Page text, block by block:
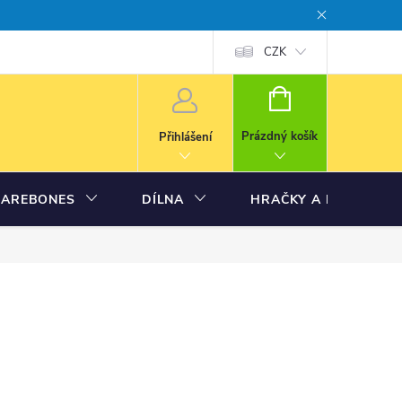
CZK
Přihlášení
NÁKUPNÍ
Prázdný košík
DÍLNA HRAČKY A MODELY